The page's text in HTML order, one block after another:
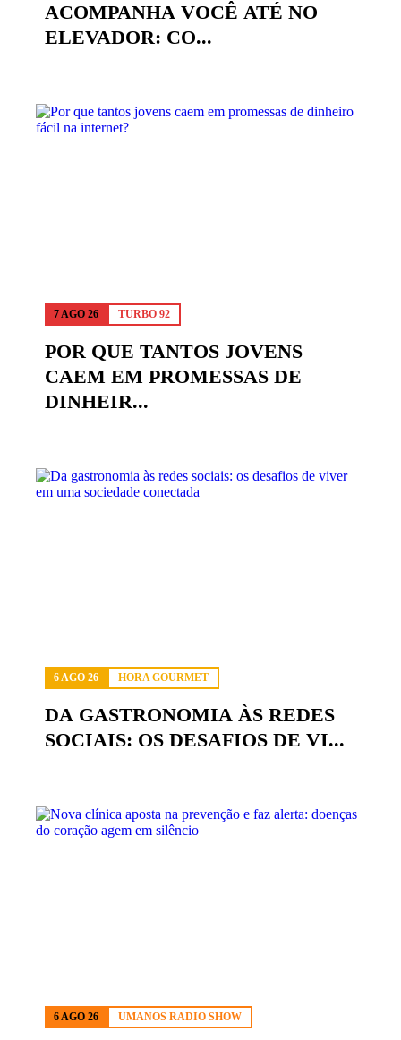
ACOMPANHA VOCÊ ATÉ NO
ELEVADOR: CO...
7 AGO 26 TURBO 92
POR QUE TANTOS JOVENS
CAEM EM PROMESSAS DE
DINHEIR...
6 AGO 26 HORA GOURMET
DA GASTRONOMIA ÀS REDES
SOCIAIS: OS DESAFIOS DE VI...
6 AGO 26 UMANOS RADIO SHOW